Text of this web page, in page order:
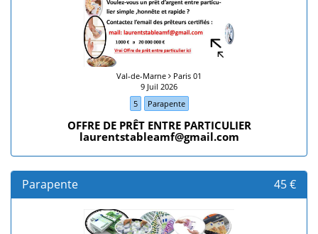
Val-de-Marne
Paris 01
9 Juil 2026
5
Parapente
OFFRE DE PRÊT ENTRE PARTICULIER
laurentstableamf@gmail.com
Parapente 45 €